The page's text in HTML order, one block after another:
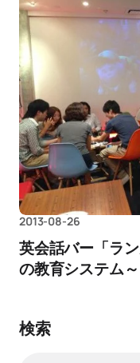
2013-08-26
英会話バー「ラ
の教育システム～
検索